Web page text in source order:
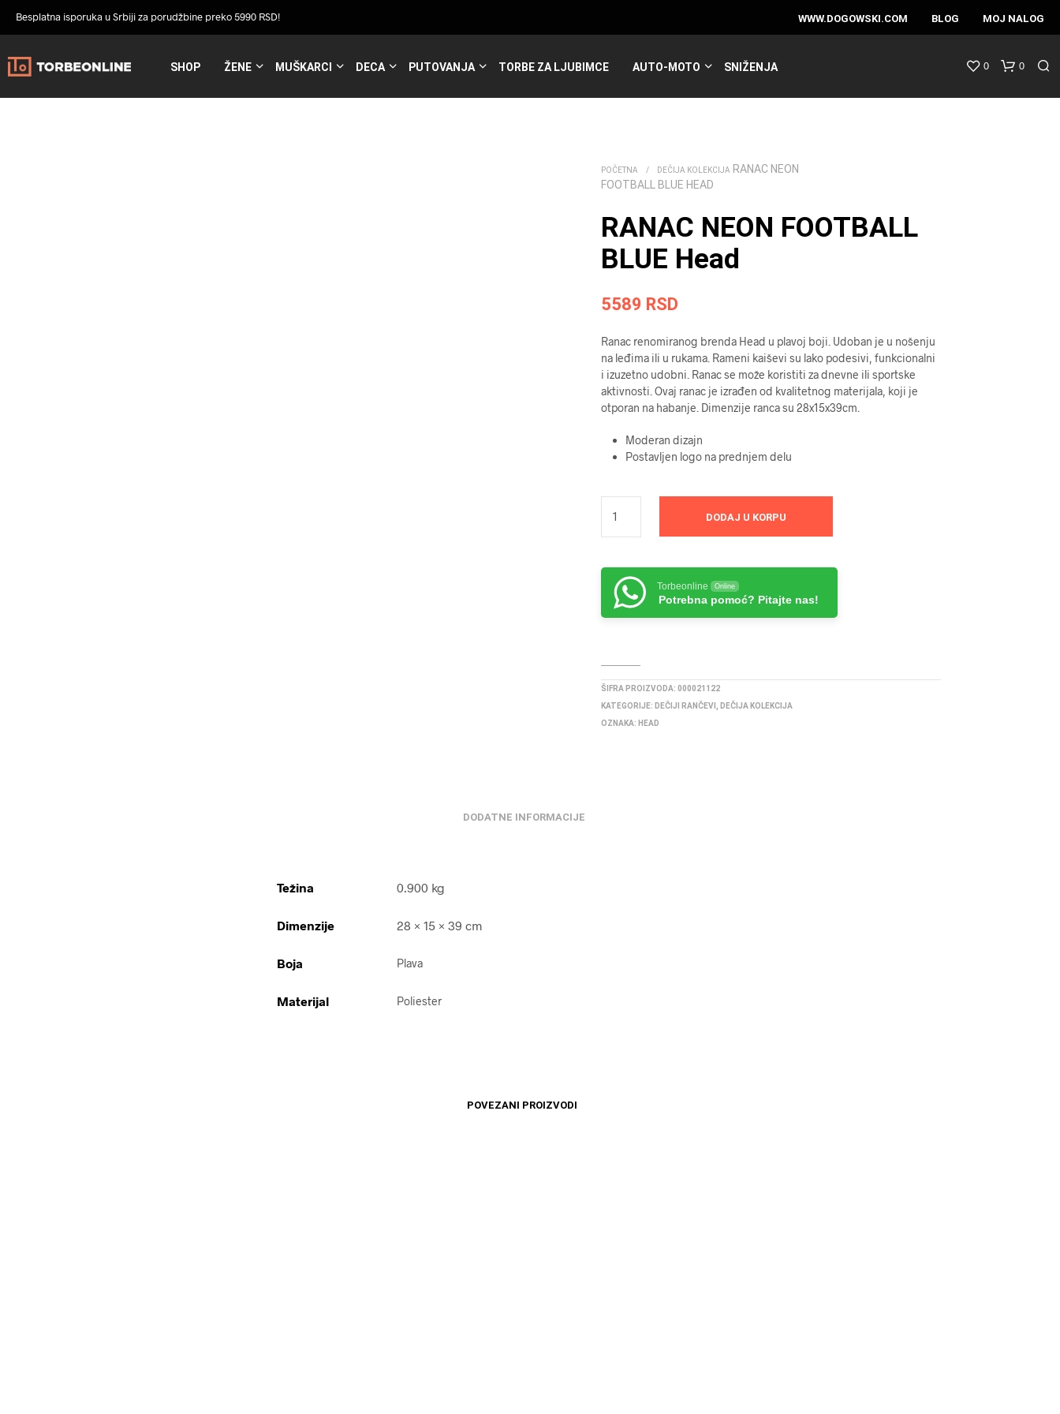
Besplatna isporuka u Srbiji za porudžbine preko 5990 RSD! WWW.DOGOWSKI.COM BLOG MOJ NALOG
SHOP ŽENE MUŠKARCI DECA PUTOVANJA TORBE ZA LJUBIMCE AUTO-MOTO SNIŽENJA 0 0
POČETNA / DEČIJA KOLEKCIJA RANAC NEON
FOOTBALL BLUE HEAD
RANAC NEON FOOTBALL
BLUE Head
5589 RSD
Ranac renomiranog brenda Head u plavoj boji. Udoban je u nošenju
na leđima ili u rukama. Rameni kaiševi su lako podesivi, funkcionalni
i izuzetno udobni. Ranac se može koristiti za dnevne ili sportske
aktivnosti. Ovaj ranac je izrađen od kvalitetnog materijala, koji je
otporan na habanje. Dimenzije ranca su 28x15x39cm.
Moderan dizajn
Postavljen logo na prednjem delu
DODAJ U KORPU
Torbeonline Online
Potrebna pomoć? Pitajte nas!
ŠIFRA PROIZVODA:000021122
KATEGORIJE: DEČIJI RANČEVI
DEČIJA KOLEKCIJA
OZNAKA: HEAD
DODATNE INFORMACIJE
Težina 0.900 kg
Dimenzije 28 × 15 × 39 cm
Boja Plava
Materijal Poliester
POVEZANI PROIZVODI